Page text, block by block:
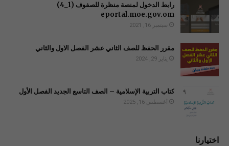
رابط الدخول لمنصة منظرة للصفوف (1_4)
سبتمبر 16, 2021
مقرر الحفظ للصف الثاني عشر الفصل الاول والثاني
يناير 29, 2024
كتاب التربية الإسلامية – الصف التاسع الجديد الفصل الأول
أغسطس 16, 2025
اختيارنا